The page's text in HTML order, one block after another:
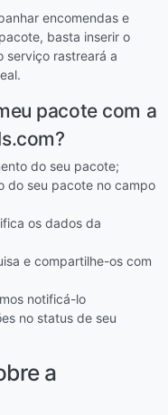
encomendas e
basta inserir o
serviço rastreará a
pacote com a
do seu pacote;
do seu pacote no campo
os dados da
e compartilhe-os com
notificá-lo
no status de seu
a